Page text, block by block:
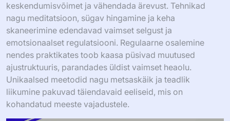
keskendumisvõimet ja vähendada ärevust. Tehnikad
nagu meditatsioon, sügav hingamine ja keha
skaneerimine edendavad vaimset selgust ja
emotsionaalset regulatsiooni. Regulaarne osalemine
nendes praktikates toob kaasa püsivad muutused
ajustruktuuris, parandades üldist vaimset heaolu.
Unikaalsed meetodid nagu metsaskäik ja teadlik
liikumine pakuvad täiendavaid eeliseid, mis on
kohandatud meeste vajadustele.